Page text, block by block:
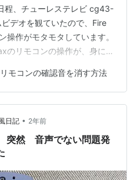
程、チューレステレビ cg43-
デオを観ていたので、Fire
作がモタモタしています。
のリモコンの操作が、身に馴
のに、やはり、チューレス
り、Fire TV Stick 4K Max
なりました。 自分にとって
があり…
リモコンの確認音を消す方法
日記 • 2年前
然 音声でない問題発